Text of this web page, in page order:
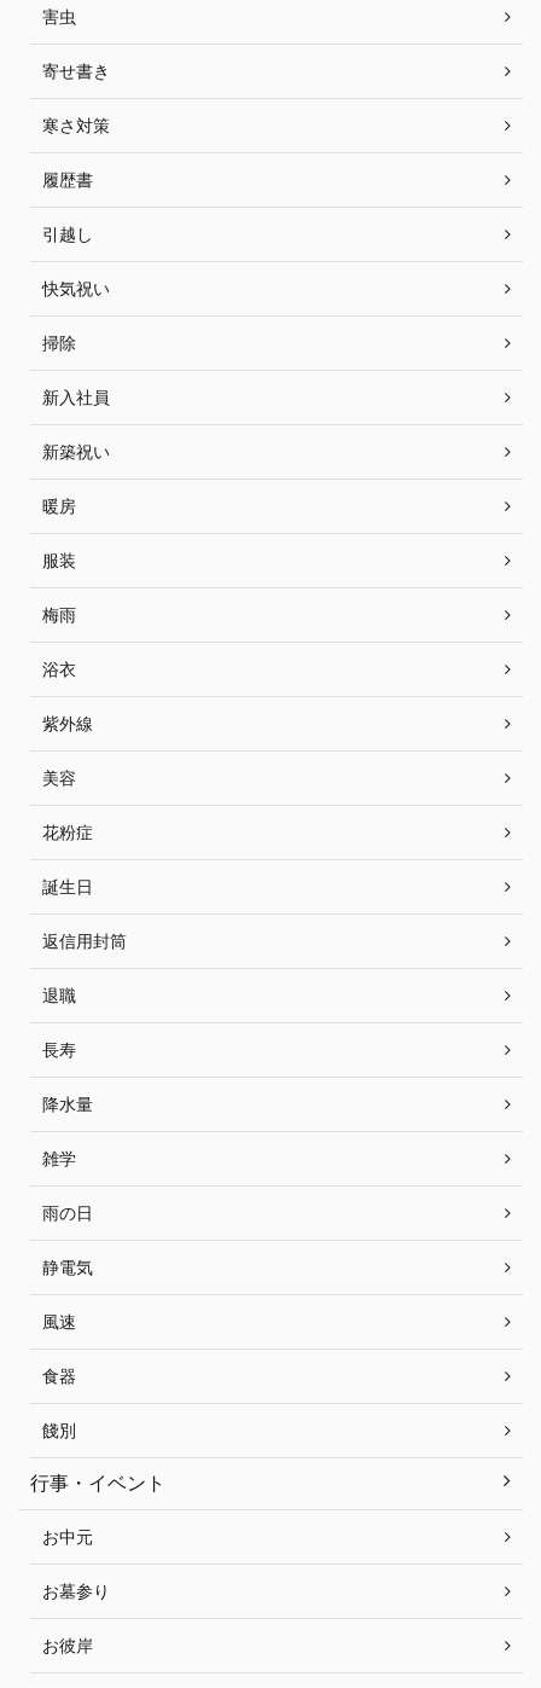
害虫
寄せ書き
寒さ対策
履歴書
引越し
快気祝い
掃除
新入社員
新築祝い
暖房
服装
梅雨
浴衣
紫外線
美容
花粉症
誕生日
返信用封筒
退職
長寿
降水量
雑学
雨の日
静電気
風速
食器
餞別
行事・イベント
お中元
お墓参り
お彼岸